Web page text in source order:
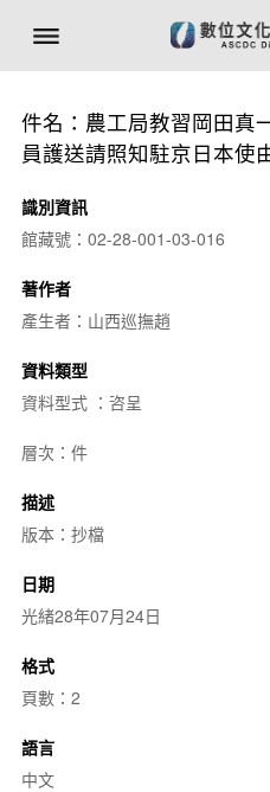
件名：農工局教習岡田真
員護送請照知駐京日本使
識別資訊
館藏號：02-28-001-03-016
著作者
產生者：山西巡撫趙
資料類型
資料型式 ：咨呈
層次：件
描述
版本：抄檔
日期
光緒28年07月24日
格式
頁數：2
語言
中文